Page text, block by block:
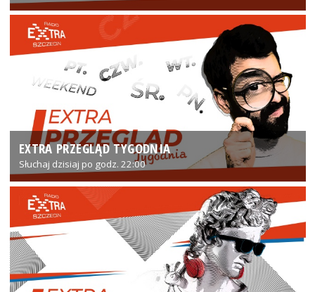
EXTRA PRZEGLĄD TYGODNIA
Słuchaj dzisiaj po godz. 22:00